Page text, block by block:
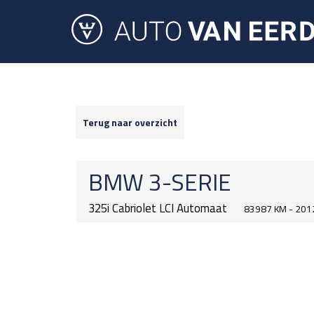
Terug naar overzicht
BMW3-SERIE
325i Cabriolet LCI Automaat 83987 KM -